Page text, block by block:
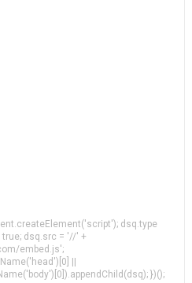
dsq.type
dsq.src = '//' +
embed.js';
||
})();